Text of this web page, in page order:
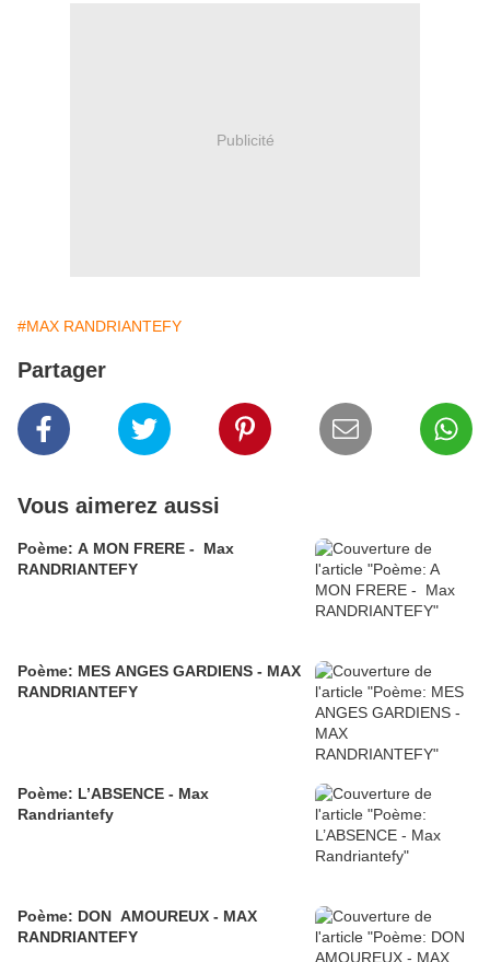
Publicité
#MAX RANDRIANTEFY
Partager
Vous aimerez aussi
Poème: A MON FRERE - Max
RANDRIANTEFY
Poème: MES ANGES GARDIENS - MAX
RANDRIANTEFY
Poème: L’ABSENCE - Max
Randriantefy
Poème: DON AMOUREUX - MAX
RANDRIANTEFY